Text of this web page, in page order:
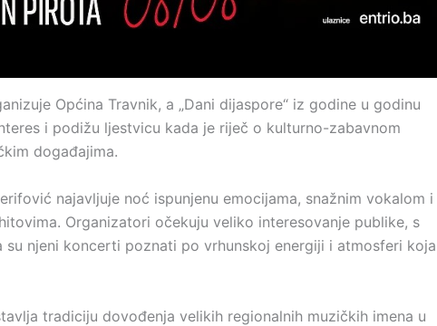
Općina Travnik, a „Dani dijaspore“ iz godine u godinu
i podižu ljestvicu kada je riječ o kulturno-zabavnom
događajima.
najavljuje noć ispunjenu emocijama, snažnim vokalom i
Organizatori očekuju veliko interesovanje publike, s
su njeni koncerti poznati po vrhunskoj energiji i atmosferi koja
tradiciju dovođenja velikih regionalnih muzičkih imena u